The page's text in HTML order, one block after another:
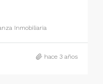
Inmobiliaria
hace 3 años